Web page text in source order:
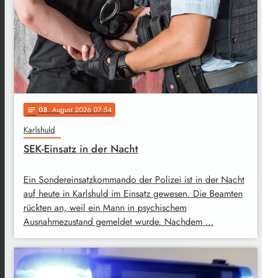
notes 08. August 2026 07:54
Karlshuld
SEK-Einsatz in der Nacht
Ein Sondereinsatzkommando der Polizei ist in der Nacht
auf heute in Karlshuld im Einsatz gewesen. Die Beamten
rückten an, weil ein Mann in psychischem
Ausnahmezustand gemeldet wurde. Nachdem …